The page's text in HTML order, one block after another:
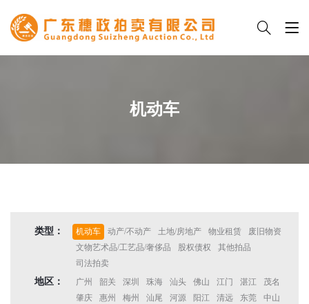
机动车
类型： 机动车 动产/不动产 土地/房地产 物业租赁
废旧物资
文物艺术品/工艺品/奢侈品
股权债权
其他拍品
司法拍卖
地区： 广州 韶关 深圳 珠海 汕头 佛山 江门 湛江
茂名
肇庆
惠州 梅州 汕尾 河源 阳江 清远 东莞
中山